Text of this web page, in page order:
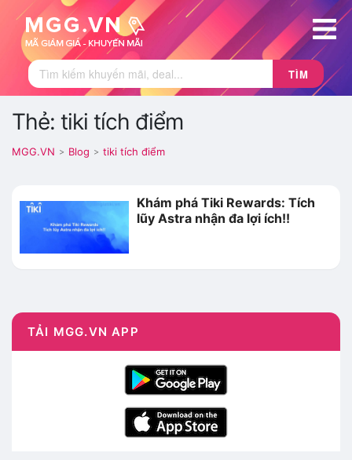
TÌM
Thẻ: tiki tích điểm
MGG.VN > Blog > tiki tích điểm
Khám phá Tiki Rewards: Tích
lũy Astra nhận đa lợi ích!!
TẢI MGG.VN APP